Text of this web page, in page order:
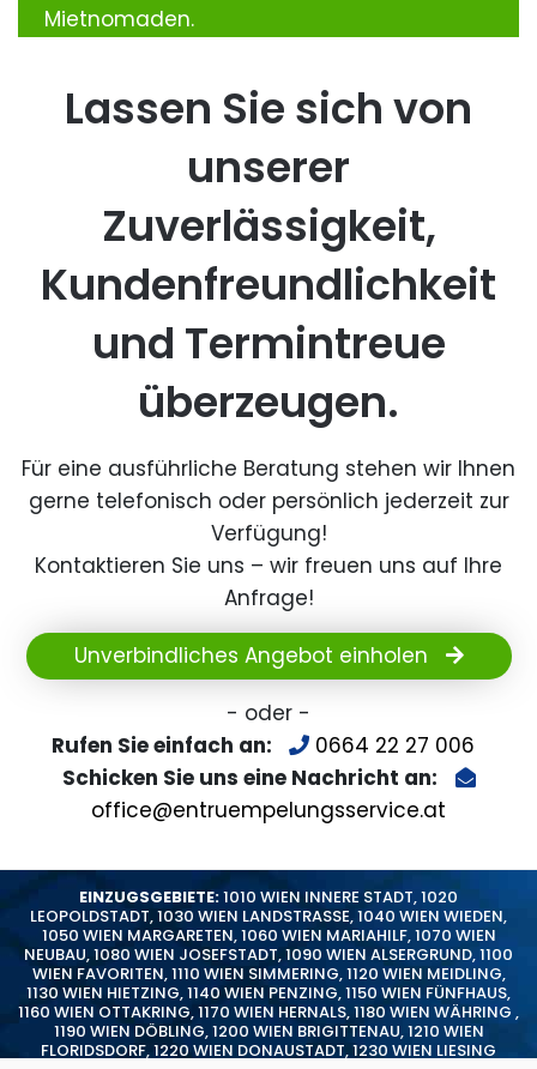
Mietnomaden.
Lassen Sie sich von
unserer
Zuverlässigkeit,
Kundenfreundlichkeit
und Termintreue
überzeugen.
Für eine ausführliche Beratung stehen wir Ihnen
gerne telefonisch oder persönlich jederzeit zur
Verfügung!
Kontaktieren Sie uns – wir freuen uns auf Ihre
Anfrage!
Unverbindliches Angebot einholen
- oder -
Rufen Sie einfach an:
0664 22 27 006
Schicken Sie uns eine Nachricht an:
office@entruempelungsservice.at
EINZUGSGEBIETE:1010 WIEN INNERE STADT,1020
LEOPOLDSTADT,1030 WIEN LANDSTRASSE,1040 WIEN WIEDEN,
1050 WIEN MARGARETEN,1060 WIEN MARIAHILF,1070 WIEN
NEUBAU,1080 WIEN JOSEFSTADT,1090 WIEN ALSERGRUND,1100
WIEN FAVORITEN,1110 WIEN SIMMERING,1120 WIEN MEIDLING,
1130 WIEN HIETZING,1140 WIEN PENZING,1150 WIEN FÜNFHAUS,
1160 WIEN OTTAKRING,1170 WIEN HERNALS,1180 WIEN WÄHRING ,
1190 WIEN DÖBLING,1200 WIEN BRIGITTENAU,1210 WIEN
FLORIDSDORF,1220 WIEN DONAUSTADT,1230 WIEN LIESING